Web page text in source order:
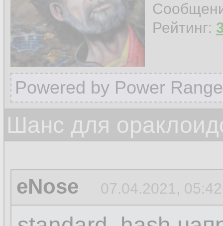
Рейтинг:
Powered by Power
Шанс для
eNose 07.04.2021, 05:42